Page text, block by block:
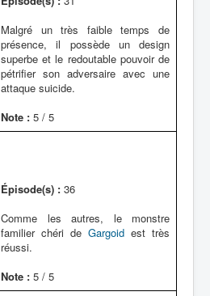
Malgré un très faible temps de
présence, il possède un design
superbe et le redoutable pouvoir de
pétrifier son adversaire avec une
attaque suicide.
Note : 5 / 5
Épisode(s) : 36
Comme les autres, le monstre
familier chéri de Gargoid est très
réussi.
Note : 5 / 5